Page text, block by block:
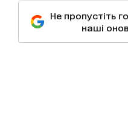
Не пропустіть
наші